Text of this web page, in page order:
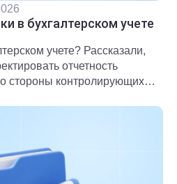
в бухгалтерском учете
учете? Рассказали,
отчетность
стороны контролирующих